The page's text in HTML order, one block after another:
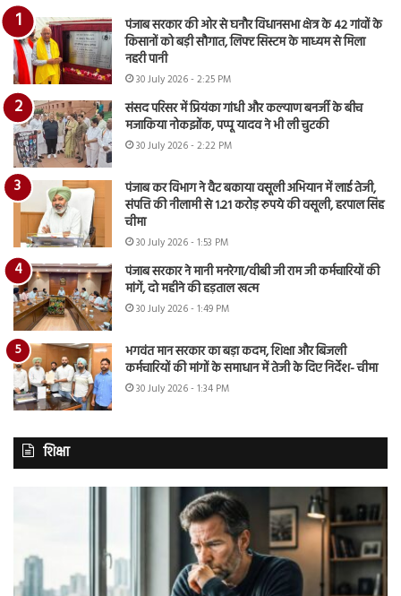
पंजाब सरकार की ओर से घनौर विधानसभा क्षेत्र के 42 गांवों के
किसानों को बड़ी सौगात, लिफ्ट सिस्टम के माध्यम से मिला
नहरी पानी
30 July 2026 - 2:25 PM
संसद परिसर में प्रियंका गांधी और कल्याण बनर्जी के बीच
मजाकिया नोकझोंक, पप्पू यादव ने भी ली चुटकी
30 July 2026 - 2:22 PM
पंजाब कर विभाग ने वैट बकाया वसूली अभियान में लाई तेजी,
संपत्ति की नीलामी से 1.21 करोड़ रुपये की वसूली, हरपाल सिंह
चीमा
30 July 2026 - 1:53 PM
पंजाब सरकार ने मानी मनरेगा/वीबी जी राम जी कर्मचारियों की
मांगें, दो महीने की हड़ताल खत्म
30 July 2026 - 1:49 PM
भगवंत मान सरकार का बड़ा कदम, शिक्षा और बिजली
कर्मचारियों की मांगों के समाधान में तेजी के दिए निर्देश- चीमा
30 July 2026 - 1:34 PM
शिक्षा